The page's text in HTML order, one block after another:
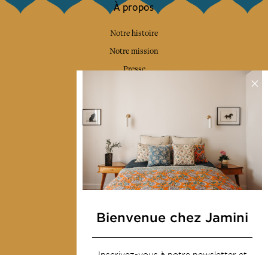
À propos
Notre histoire
Notre mission
Presse
Collections
Déco & Linge de maison
Linge de table
Sacs & pochettes
Services
Bienvenue chez Jamini